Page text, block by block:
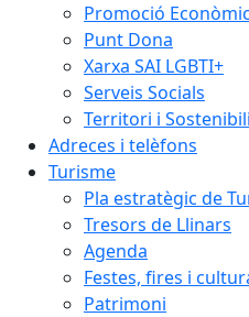
Promoció
Punt Dona
Xarxa SAI LGBTI+
Serveis Socials
Territori i
Adreces i telèfons
Turisme
Pla estratègic de
Tresors de Llinars
Agenda
Festes, fires i
Patrimoni